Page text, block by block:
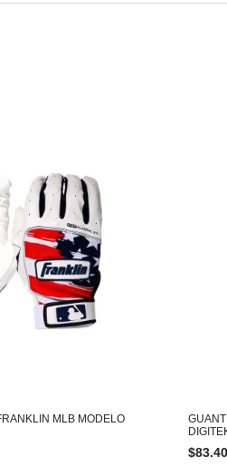
MLB MODELO
$